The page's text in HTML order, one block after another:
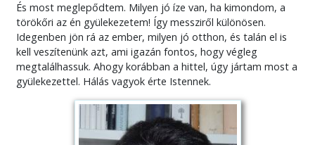
És most meglepődtem. Milyen jó íze van, ha kimondom, a
törökőri az én gyülekezetem! Így messziről különösen.
Idegenben jön rá az ember, milyen jó otthon, és talán el is
kell veszítenünk azt, ami igazán fontos, hogy végleg
megtalálhassuk. Ahogy korábban a hittel, úgy jártam most a
gyülekezettel. Hálás vagyok érte Istennek.